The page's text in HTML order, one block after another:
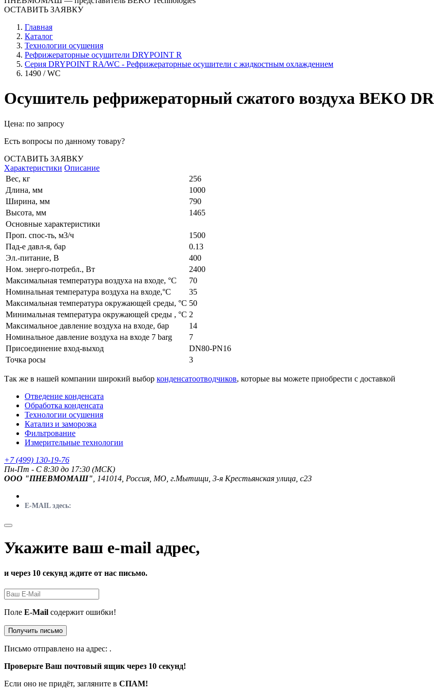
ОСТАВИТЬ ЗАЯВКУ
Главная
Каталог
Технологии осушения
Рефрижераторные осушители DRYPOINT R
Серия DRYPOINT RA/WC - Рефрижераторные осушители с жидкостным охлаждением
1490 / WC
Осушитель рефрижераторный сжатого воздуха BEKO
Цена: по запросу
Есть вопросы по данному товару?
ОСТАВИТЬ ЗАЯВКУ
Характеристики Описание
Вес, кг
256
Длина, мм
1000
Ширина, мм
790
Высота, мм
1465
Основные характеристики
Проп. спос-ть, м3/ч
1500
Пад-е давл-я, бар
0.13
Эл.-питание, В
400
Ном. энерго-потребл., Вт
2400
Максимальная температура воздуха на входе, °C
70
Номинальная температура воздуха на входе,°C
35
Максимальная температура окружающей среды, °C 50
Минимальная температура окружающей среды , °C 2
Максимальное давление воздуха на входе, бар
14
Номинальное давление воздуха на входе 7 barg
7
Присоединение вход-выход
DN80-PN16
Точка росы
3
Так же в нашей компании широкий выбор конденсатоотводчиков, которые вы можете приобрести с доставкой
Отведение конденсата
Обработка конденсата
Технологии осушения
Катализ и заморозка
Фильтрование
Измерительные технологии
+7 (499) 130-19-76
Пн-Пт - C 8:30 до 17:30 (МСК)
ООО "ПНЕВМОМАШ" , 141014, Россия, МО, г.Мытищи, 3-я Крестьянская улица, с23
E-MAIL здесь:
Укажите ваш e-mail адрес,
и через 10 секунд ждите от нас письмо.
Поле E-Mail содержит ошибки!
Получить письмо
Письмо отправлено на адрес: .
Проверьте Ваш почтовый ящик через 10 секунд!
Если оно не придёт, загляните в СПАМ!